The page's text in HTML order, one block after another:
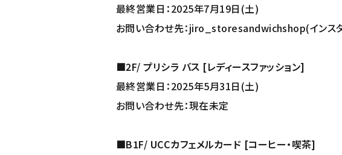
最終営業日：2025年7月19日(土)
お問い合わせ先：jiro_storesandwichshop(インス
■2F/ プリシラ バス [レディースファッション]
最終営業日：2025年5月31日(土)
お問い合わせ先：現在未定
■B1F/ UCCカフェメルカード [コーヒー・喫茶]